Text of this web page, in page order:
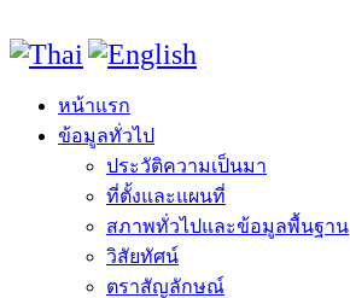
หน้าแรก
ข้อมูลทั่วไป
ประวัติความเป็นมา
ที่ตั้งและแผนที่
สภาพทั่วไปและข้อมูลพื้นฐาน
วิสัยทัศน์
ตราสัญลักษณ์